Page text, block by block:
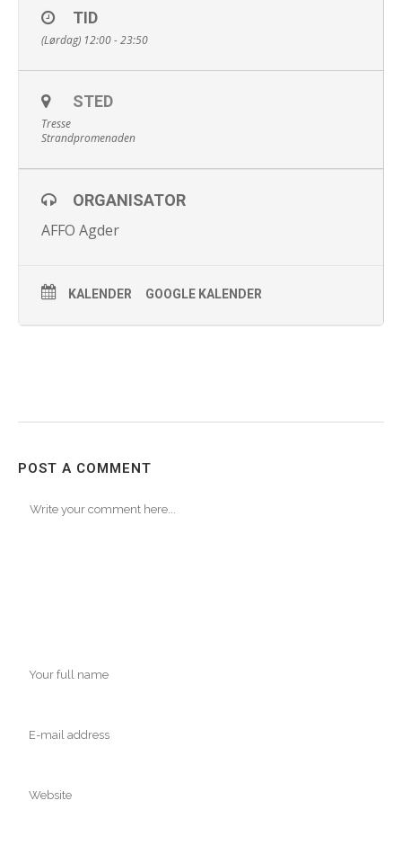
TID
(Lørdag) 12:00 - 23:50
STED
Tresse
Strandpromenaden
ORGANISATOR
AFFO Agder
KALENDER GOOGLE KALENDER
POST A COMMENT